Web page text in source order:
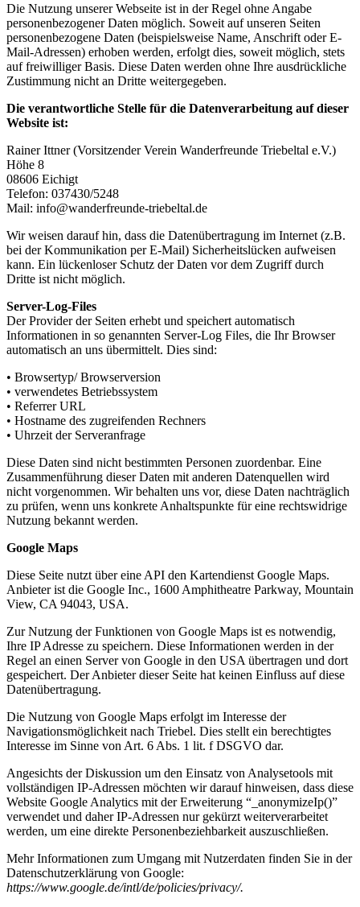
Die Nutzung unserer Webseite ist in der Regel ohne Angabe
personenbezogener Daten möglich. Soweit auf unseren Seiten
personenbezogene Daten (beispielsweise Name, Anschrift oder E-
Mail-Adressen) erhoben werden, erfolgt dies, soweit möglich, stets
auf freiwilliger Basis. Diese Daten werden ohne Ihre ausdrückliche
Zustimmung nicht an Dritte weitergegeben.
Die verantwortliche Stelle für die Datenverarbeitung auf dieser
Website ist:
Rainer Ittner (Vorsitzender Verein Wanderfreunde Triebeltal e.V.)
Höhe 8
08606 Eichigt
Telefon: 037430/5248
Mail: info@wanderfreunde-triebeltal.de
Wir weisen darauf hin, dass die Datenübertragung im Internet (z.B.
bei der Kommunikation per E-Mail) Sicherheitslücken aufweisen
kann. Ein lückenloser Schutz der Daten vor dem Zugriff durch
Dritte ist nicht möglich.
Server-Log-Files
Der Provider der Seiten erhebt und speichert automatisch
Informationen in so genannten Server-Log Files, die Ihr Browser
automatisch an uns übermittelt. Dies sind:
• Browsertyp/ Browserversion
• verwendetes Betriebssystem
• Referrer URL
• Hostname des zugreifenden Rechners
• Uhrzeit der Serveranfrage
Diese Daten sind nicht bestimmten Personen zuordenbar. Eine
Zusammenführung dieser Daten mit anderen Datenquellen wird
nicht vorgenommen. Wir behalten uns vor, diese Daten nachträglich
zu prüfen, wenn uns konkrete Anhaltspunkte für eine rechtswidrige
Nutzung bekannt werden.
Google Maps
Diese Seite nutzt über eine API den Kartendienst Google Maps.
Anbieter ist die Google Inc., 1600 Amphitheatre Parkway, Mountain
View, CA 94043, USA.
Zur Nutzung der Funktionen von Google Maps ist es notwendig,
Ihre IP Adresse zu speichern. Diese Informationen werden in der
Regel an einen Server von Google in den USA übertragen und dort
gespeichert. Der Anbieter dieser Seite hat keinen Einfluss auf diese
Datenübertragung.
Die Nutzung von Google Maps erfolgt im Interesse der
Navigationsmöglichkeit nach Triebel. Dies stellt ein berechtigtes
Interesse im Sinne von Art. 6 Abs. 1 lit. f DSGVO dar.
Angesichts der Diskussion um den Einsatz von Analysetools mit
vollständigen IP-Adressen möchten wir darauf hinweisen, dass diese
Website Google Analytics mit der Erweiterung “_anonymizeIp()”
verwendet und daher IP-Adressen nur gekürzt weiterverarbeitet
werden, um eine direkte Personenbeziehbarkeit auszuschließen.
Mehr Informationen zum Umgang mit Nutzerdaten finden Sie in der
Datenschutzerklärung von Google:
https://www.google.de/intl/de/policies/privacy/.